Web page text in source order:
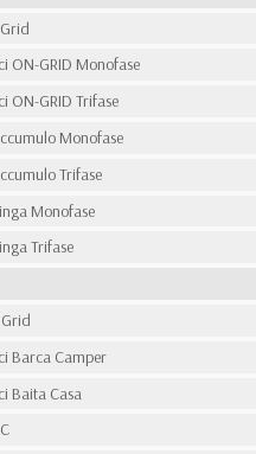
ON-GRID Monofase
ON-GRID Trifase
Monofase
Trifase
Monofase
Trifase
Barca Camper
Baita Casa